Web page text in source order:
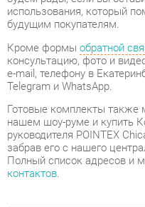
Готовые комплекты также
нашем шоу-руме и купить
забрав его с нашего
Полный список адресов и
контактов.
Стиль мебели
Толщина столешницы, мм
Типы столов
Тумбы